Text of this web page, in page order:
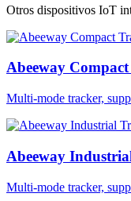
Otros dispositivos IoT
Abeeway
Multi-mode tracker,
Abeeway
Multi-mode tracker,